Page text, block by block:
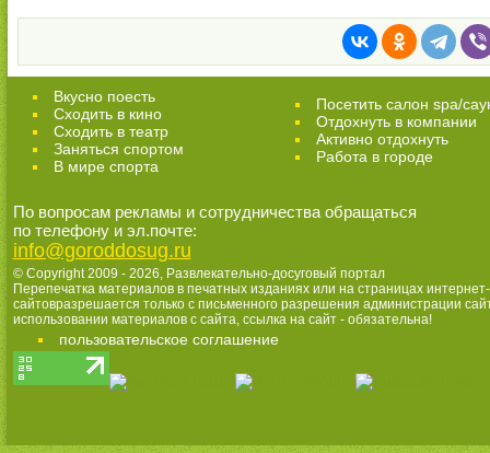
Вкусно поесть
Сходить в кино
Cходить в театр
Заняться спортом
В мире спорта
Посетить салон spa/
Отдохнуть в компании
Активно отдохнуть
Работа в городе
По вопросам рекламы и сотрудничества обращаться
по телефону и эл.почте:
info@goroddosug.ru
© Copyright 2009 - 2026, Развлекательно-досуговый портал
Перепечатка материалов в печатных изданиях или на страницах интернет-
сайтовразрешается только с письменного разрешения администрации
использовании материалов с сайта, ссылка на сайт - обязательна!
пользовательское соглашение